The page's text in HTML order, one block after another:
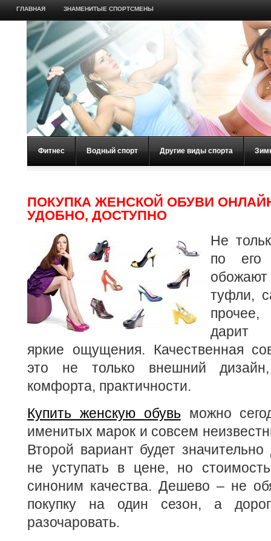
ГЛАВНАЯ ЗНАМЕНИТЫЕ СПОРТСМЕНЫ
Фитнес Водный спорт Другие виды спорта
ПОКУПКА ЖЕНСКОЙ ОБУВИ
УДОБНО, ДОСТУПНО
Не
по его
обожают
туфли,
дарит
яркие ощущения. Качественная
это не только внешний
комфорта, практичности.
Купить женскую обувь можно
именитых марок и совсем
Второй вариант будет
не уступать в цене, но
синоним качества. Дешево – не
покупку на один сезон, а
разочаровать.